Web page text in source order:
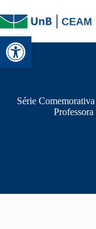
Abrir a
Série